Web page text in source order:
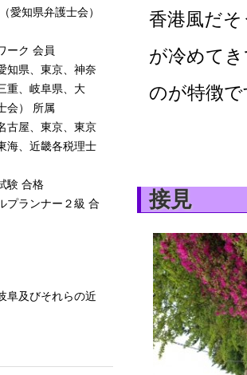
香港風だ
が冷めて
のが特徴
接見
愛知県弁護士会）
ーク 会員
知県、東京、神奈
重、岐阜県、大
会） 所属
古屋、東京、東京
海、近畿各税理士
験 合格
プランナー２級 合
阜及びそれらの近